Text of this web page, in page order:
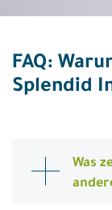
FAQ:
Splendid
Was